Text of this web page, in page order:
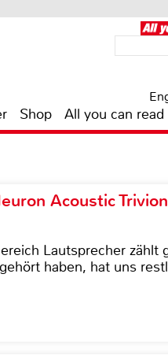
Shop All you can read
Acoustic Trivion
Lautsprecher zählt
haben, hat uns